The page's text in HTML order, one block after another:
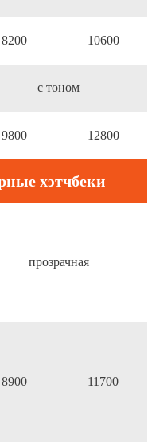
8200 10600
c тоном
9800 12800
хэтчбеки
прозрачная
8900 11700